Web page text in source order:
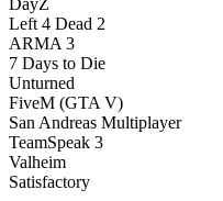
Left 4 Dead 2
ARMA 3
7 Days to Die
Unturned
FiveM (GTA V)
San Andreas Multiplayer
TeamSpeak 3
Valheim
Satisfactory